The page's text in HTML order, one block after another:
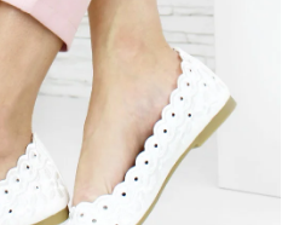
228 Kč
Původně: